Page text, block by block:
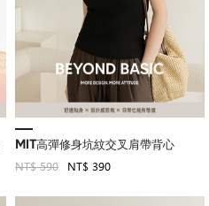
MIT高彈修身坑紋交叉肩帶背心
NT$ 590 NT$ 390